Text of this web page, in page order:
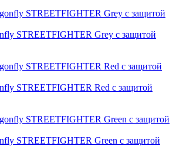
STREETFIGHTER Grey с защитой
STREETFIGHTER Red с защитой
STREETFIGHTER Green с защитой